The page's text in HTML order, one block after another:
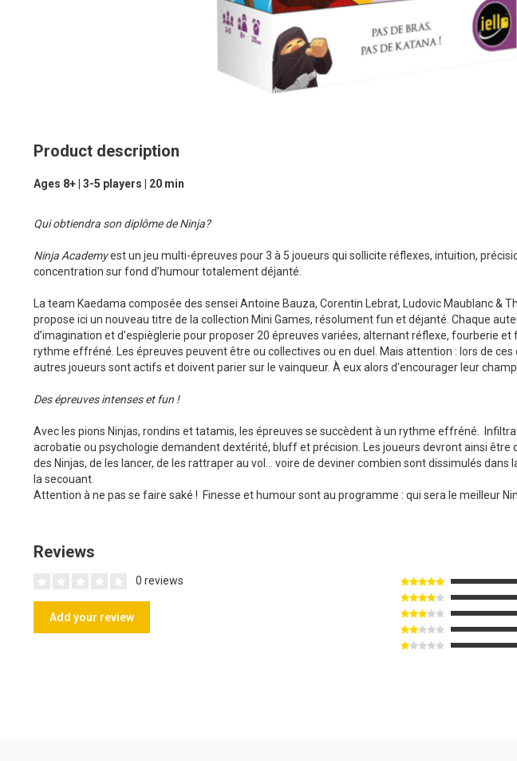
Product description
Ages 8+ | 3-5 players | 20 min
Qui obtiendra son diplôme de Ninja?
Ninja Academyest un jeu multi-épreuves pour 3 à 5 joueurs qui sollicite réflexes, intuition,
concentration sur fond d’humour totalement déjanté.
La team Kaedama composée des sensei Antoine Bauza, Corentin Lebrat, Ludovic Maublanc &
propose ici un nouveau titre de la collection Mini Games, résolument fun et déjanté. Chaque
d’imagination et d’espièglerie pour proposer 20 épreuves variées, alternant réflexe, fourberie et
rythme effréné. Les épreuves peuvent être ou collectives ou en duel. Mais attention : lors de ces
autres joueurs sont actifs et doivent parier sur le vainqueur. À eux alors d'encourager leur
Des épreuves intenses et fun !
Avec les pions Ninjas, rondins et tatamis, les épreuves se succèdent à un rythme effréné.
acrobatie ou psychologie demandent dextérité, bluff et précision. Les joueurs devront ainsi être
des Ninjas, de les lancer, de les rattraper au vol… voire de deviner combien sont dissimulés dans
la secouant.
Attention à ne pas se faire saké ! Finesse et humour sont au programme : qui sera le meilleur
Reviews
0 reviews
Add your review